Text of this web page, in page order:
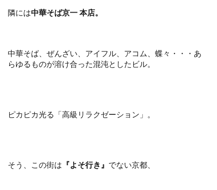
隣には中華そば京一 本店。
中華そば、ぜんざい、アイフル、アコム、蝶々・・・あ
らゆるものが溶け合った混沌としたビル。
ピカピカ光る「高級リラクゼーション」。
そう、この街は 『よそ行き』 でない京都、